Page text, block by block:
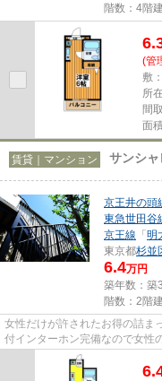
階数：4階建
(管
敷
所
間
面
賃貸｜マンション サンシ
京王井の頭
東急世田谷
京王線 「明
東京都杉並
6.4万円
築年数：築
階数：2階建
女性だけが許されたお得の詰ま
付インターホン完備なので女性
インターホン完備でこの価格は...